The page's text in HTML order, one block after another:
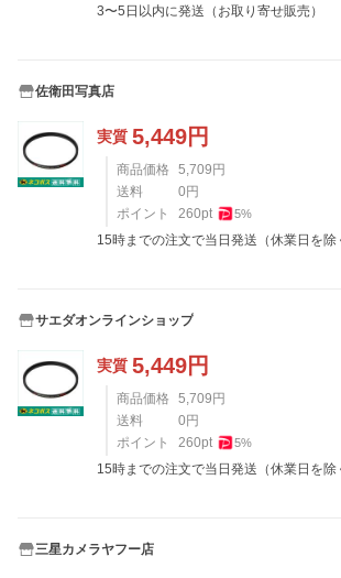
3〜5日以内に発送（お取り寄せ販売）
佐衛田写真店
実質 5,449円
商品価格 5,709 円
送料
0 円
ポイント
260pt 5%
15時までの注文で当日発送（休業日を除
サエダオンラインショップ
実質 5,449円
商品価格 5,709 円
送料
0 円
ポイント
260pt 5%
15時までの注文で当日発送（休業日を除
三星カメラヤフー店